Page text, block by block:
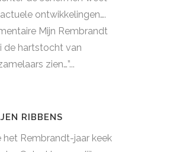
ontwikkelingen….
Mijn Rembrandt
de hartstocht van
zien…”...
RIBBENS
het Rembrandt-jaar keek